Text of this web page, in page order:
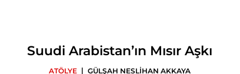
Suudi Arabistan’ın Mısır Aşkı
ATÖLYE | GÜLŞAH NESLİHAN AKKAYA